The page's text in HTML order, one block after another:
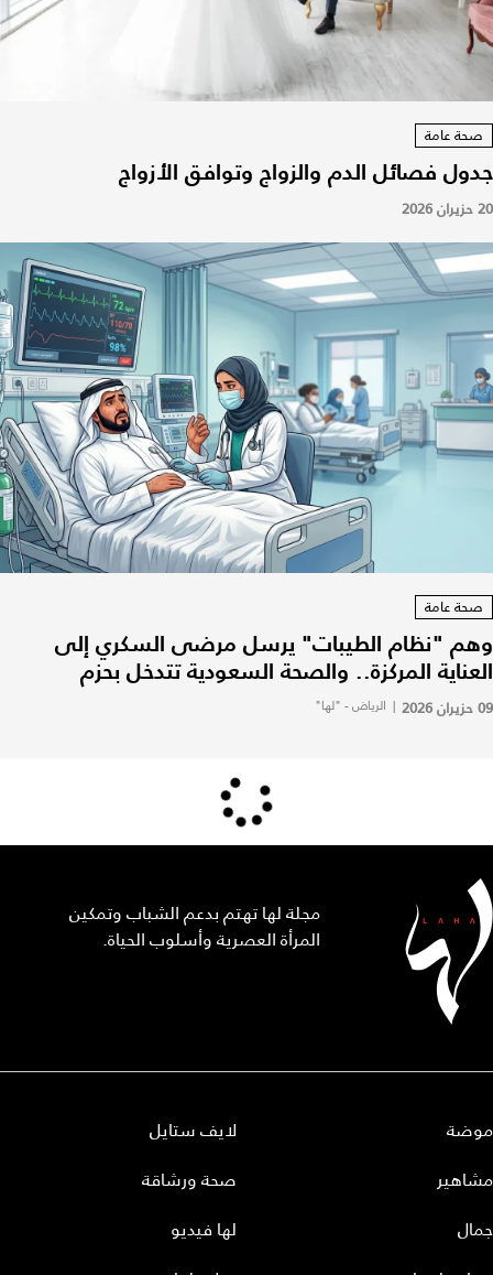
صحة عامة
جدول فصائل الدم والزواج وتوافق الأزواج
20 حزيران 2026
صحة عامة
وهم "نظام الطيبات" يرسل مرضى السكري إلى
العناية المركزة.. والصحة السعودية تتدخل بحزم
09 حزيران 2026 | الرياض - "لها"
مجلة لها تهتم بدعم الشباب وتمكين
المرأة العصرية وأسلوب الحياة.
موضة
مشاهير
جمال
لايف ستايل
صحة ورشاقة
لها فيديو